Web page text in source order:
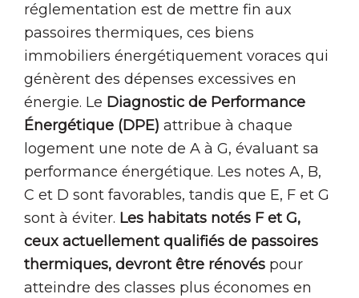
réglementation est de mettre fin aux
passoires thermiques, ces biens
immobiliers énergétiquement voraces qui
génèrent des dépenses excessives en
énergie. Le Diagnostic de Performance
Énergétique (DPE) attribue à chaque
logement une note de A à G, évaluant sa
performance énergétique. Les notes A, B,
C et D sont favorables, tandis que E, F et G
sont à éviter. Les habitats notés F et G,
ceux actuellement qualifiés de passoires
thermiques, devront être rénovés pour
atteindre des classes plus économes en